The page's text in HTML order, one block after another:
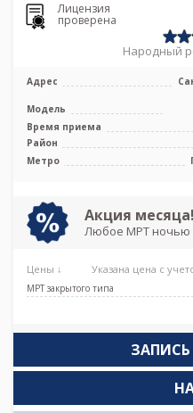
Лицензия
проверена
Народный
Адрес
Модель
Время приема
Район
Метро
Акция месяца!
Любое МРТ ночью
Цены ↓ Указана цена с
МРТ закрытого типа